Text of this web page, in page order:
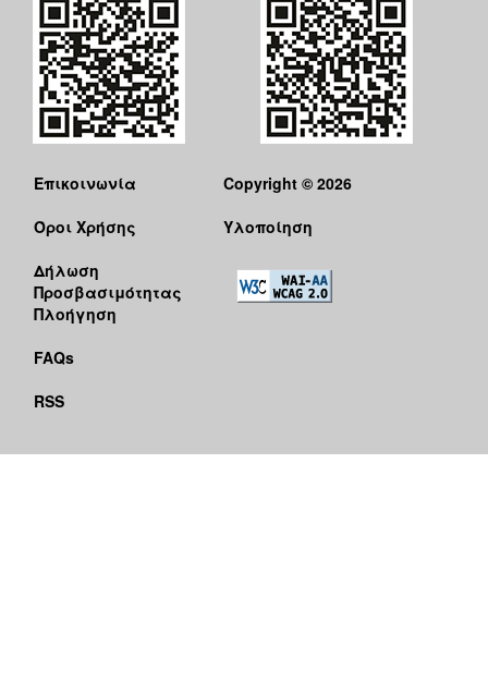
Επικοινωνία
Όροι Χρήσης
Δήλωση
Προσβασιμότητας
Πλοήγηση
FAQs
RSS
Copyright © 2026
Υλοποίηση